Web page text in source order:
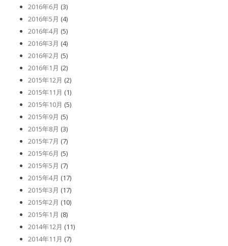
2016年6月 (3)
2016年5月 (4)
2016年4月 (5)
2016年3月 (4)
2016年2月 (5)
2016年1月 (2)
2015年12月 (2)
2015年11月 (1)
2015年10月 (5)
2015年9月 (5)
2015年8月 (3)
2015年7月 (7)
2015年6月 (5)
2015年5月 (7)
2015年4月 (17)
2015年3月 (17)
2015年2月 (10)
2015年1月 (8)
2014年12月 (11)
2014年11月 (7)